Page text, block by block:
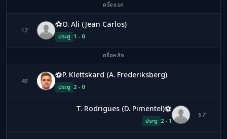
ครึ่งแรก
12' OA ⚽O. Ali (Jean Carlos)
ประตู 1 - 0
ครึ่งหลัง
49' PK ⚽P. Klettskard (A. Frederiksberg)
ประตู 2 - 0
57'
TR
T. Rodrigues (D. Pimentel)⚽
ประตู 2 - 1